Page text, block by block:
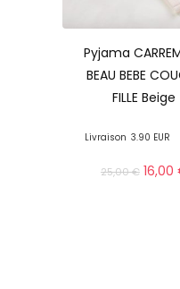
Pyjama
BEAU BEBE
FILLE Beige
Livraison 3.90 EUR
25,00€ 16,00